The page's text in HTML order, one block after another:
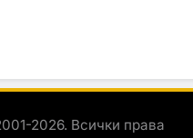
2026. Всички права